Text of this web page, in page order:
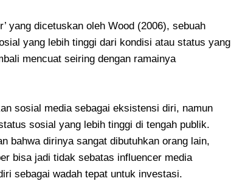
yang dicetuskan oleh Wood (2006), sebuah
yang lebih tinggi dari kondisi atau status yang
mencuat seiring dengan ramainya
sosial media sebagai eksistensi diri, namun
sosial yang lebih tinggi di tengah publik.
bahwa dirinya sangat dibutuhkan orang lain,
bisa jadi tidak sebatas influencer media
sebagai wadah tepat untuk investasi.